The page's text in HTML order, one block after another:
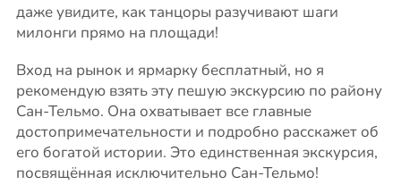
даже увидите, как танцоры разучивают шаги
милонги прямо на площади!
Вход на рынок и ярмарку бесплатный, но я
рекомендую взять эту пешую экскурсию по району
Сан-Тельмо. Она охватывает все главные
достопримечательности и подробно расскажет об
его богатой истории. Это единственная экскурсия,
посвящённая исключительно Сан-Тельмо!